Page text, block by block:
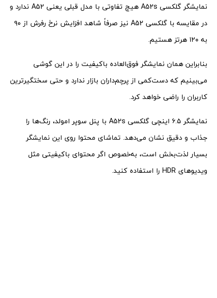
نمایشگر گلکسی A52s هیچ تفاوتی با مدل قبلی یعنی A52 ندارد و
در مقایسه با گلکسی A52 نیز صرفاً شاهد افزایش نرخ رفرش از ۹۰
به ۱۲۰ هرتز هستیم.
بنابراین همان نمایشگر فوق‌العاده باکیفیت را در این گوشی
می‌بینیم که دست‌کمی از پرچم‌داران بازار ندارد و حتی سختگیرترین
کاربران را راضی خواهد کرد.
نمایشگر ۶.۵ اینچی گلکسی A52s با پنل سوپر امولد، رنگ‌ها را
جذاب و دقیق نشان می‌دهد. تماشای محتوا روی این نمایشگر
بسیار لذت‌بخش است، به‌خصوص اگر محتوای باکیفیتی مثل
ویدیوهای HDR را استفاده کنید.